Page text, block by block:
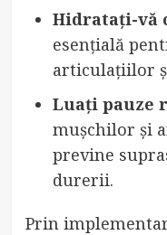
Hidratați-vă
esențială
articulațiilor
Luați pauze
mușchilor și
previne
durerii.
Prin